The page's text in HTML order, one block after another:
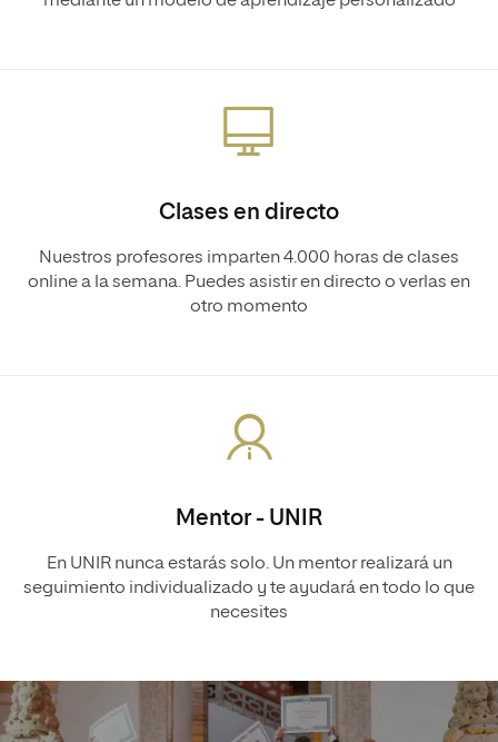
Clases en directo
Nuestros profesores imparten 4.000 horas de clases
online a la semana. Puedes asistir en directo o verlas en
otro momento
Mentor - UNIR
En UNIR nunca estarás solo. Un mentor realizará un
seguimiento individualizado y te ayudará en todo lo que
necesites